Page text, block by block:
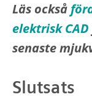
Läs också
elektrisk CAD
senaste
Slutsats